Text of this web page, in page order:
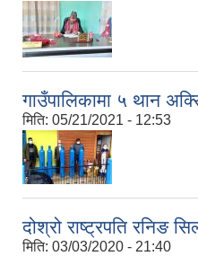
गाउँपालिकामा ५ थान
मिति: 05/21/2021 - 12:53
दोश्रो राष्ट्रपति रनिङ
मिति: 03/03/2020 - 21:40